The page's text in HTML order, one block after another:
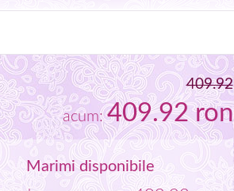
409.92
acum:409.92ron
Marimi disponibile